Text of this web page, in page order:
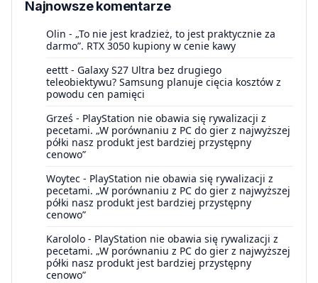
Najnowsze komentarze
Olin - „To nie jest kradzież, to jest praktycznie za
darmo”. RTX 3050 kupiony w cenie kawy
eettt - Galaxy S27 Ultra bez drugiego
teleobiektywu? Samsung planuje cięcia kosztów z
powodu cen pamięci
Grześ - PlayStation nie obawia się rywalizacji z
pecetami. „W porównaniu z PC do gier z najwyższej
półki nasz produkt jest bardziej przystępny
cenowo”
Woytec - PlayStation nie obawia się rywalizacji z
pecetami. „W porównaniu z PC do gier z najwyższej
półki nasz produkt jest bardziej przystępny
cenowo”
Karololo - PlayStation nie obawia się rywalizacji z
pecetami. „W porównaniu z PC do gier z najwyższej
półki nasz produkt jest bardziej przystępny
cenowo”